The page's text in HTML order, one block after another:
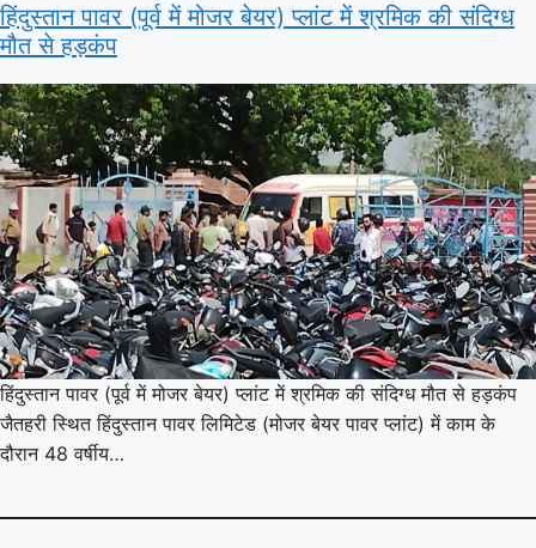
हिंदुस्तान पावर (पूर्व में मोजर बेयर) प्लांट में श्रमिक की संदिग्ध
मौत से हड़कंप
हिंदुस्तान पावर (पूर्व में मोजर बेयर) प्लांट में श्रमिक की संदिग्ध मौत से हड़कंप
जैतहरी स्थित हिंदुस्तान पावर लिमिटेड (मोजर बेयर पावर प्लांट) में काम के
दौरान 48 वर्षीय…